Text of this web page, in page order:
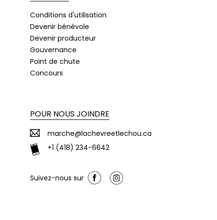
Conditions d'utilisation
Devenir bénévole
Devenir producteur
Gouvernance
Point de chute
Concours
POUR NOUS JOINDRE
marche@lachevreetlechou.ca
+1 (418) 234-6642
Suivez-nous sur